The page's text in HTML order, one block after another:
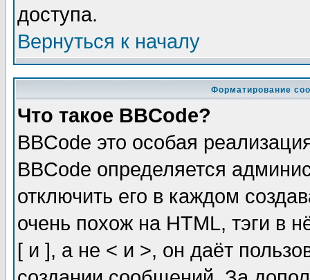
доступа.
Вернуться к началу
Форматирование
Что такое BBCode?
BBCode это особая
BBCode определяется
отключить его в каждом
очень похож на HTML, тэги в
[ и ], а не < и >, он даёт